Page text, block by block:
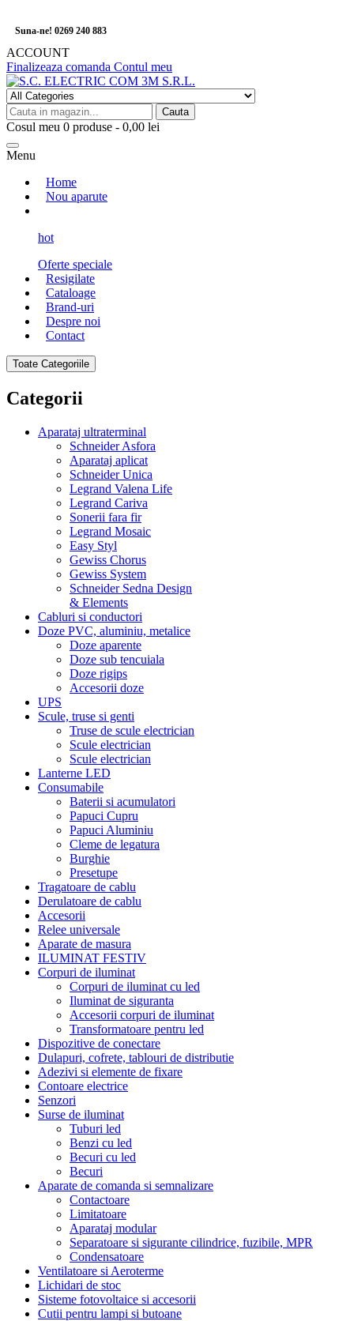
Suna-ne! 0269 240 883
ACCOUNT
Finalizeaza comanda Contul meu
Cauta
Cosul meu 0 produse - 0,00 lei
Menu
Home
Nou aparute
hot
Oferte speciale
Resigilate
Cataloage
Brand-uri
Despre noi
Contact
Toate Categoriile
Categorii
Aparataj ultraterminal
Schneider Asfora
Aparataj aplicat
Schneider Unica
Legrand Valena Life
Legrand Cariva
Sonerii fara fir
Legrand Mosaic
Easy Styl
Gewiss Chorus
Gewiss System
Schneider Sedna Design
& Elements
Cabluri si conductori
Doze PVC, aluminiu, metalice
Doze aparente
Doze sub tencuiala
Doze rigips
Accesorii doze
UPS
Scule, truse si genti
Truse de scule electrician
Scule electrician
Scule electrician
Lanterne LED
Consumabile
Baterii si acumulatori
Papuci Cupru
Papuci Aluminiu
Cleme de legatura
Burghie
Presetupe
Tragatoare de cablu
Derulatoare de cablu
Accesorii
Relee universale
Aparate de masura
ILUMINAT FESTIV
Corpuri de iluminat
Corpuri de iluminat cu led
Iluminat de siguranta
Accesorii corpuri de iluminat
Transformatoare pentru led
Dispozitive de conectare
Dulapuri, cofrete, tablouri de distributie
Adezivi si elemente de fixare
Contoare electrice
Senzori
Surse de iluminat
Tuburi led
Benzi cu led
Becuri cu led
Becuri
Aparate de comanda si semnalizare
Contactoare
Limitatoare
Aparataj modular
Separatoare si sigurante cilindrice, fuzibile, MPR
Condensatoare
Ventilatoare si Aeroterme
Lichidari de stoc
Sisteme fotovoltaice si accesorii
Cutii pentru lampi si butoane